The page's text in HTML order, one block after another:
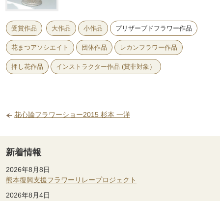
受賞作品 大作品 小作品 プリザーブドフラワー作品
花まつアソシエイト 団体作品 レカンフラワー作品
押し花作品 インストラクター作品 (賞非対象）
花心論フラワーショー2015 杉本 一洋
新着情報
2026年8月8日
熊本復興支援フラワーリレープロジェクト
2026年8月4日